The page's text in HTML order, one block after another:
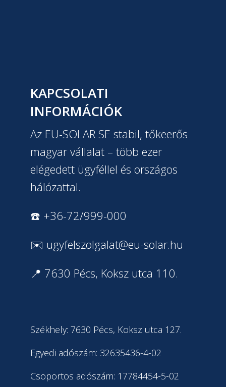
KAPCSOLATI
INFORMÁCIÓK
Az EU-SOLAR SE stabil, tőkeerős
magyar vállalat – több ezer
elégedett ügyféllel és országos
hálózattal.
☎️ +36-72/999-000
✉️ ugyfelszolgalat@eu-solar.hu
📍 7630 Pécs, Koksz utca 110.
Székhely: 7630 Pécs, Koksz utca 127.
Egyedi adószám: 32635436-4-02
Csoportos adószám: 17784454-5-02